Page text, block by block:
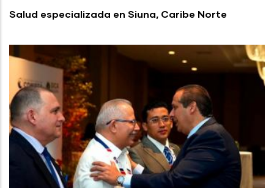
Salud especializada en Siuna, Caribe Norte